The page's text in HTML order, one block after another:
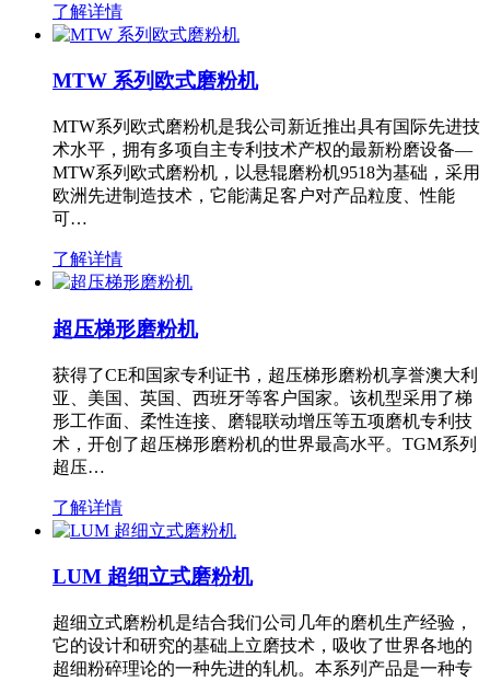
了解详情
MTW 系列欧式磨粉机
MTW系列欧式磨粉机是我公司新近推出具有国际先进技
术水平，拥有多项自主专利技术产权的最新粉磨设备—
MTW系列欧式磨粉机，以悬辊磨粉机9518为基础，采用
欧洲先进制造技术，它能满足客户对产品粒度、性能
可…
了解详情
超压梯形磨粉机
获得了CE和国家专利证书，超压梯形磨粉机享誉澳大利
亚、美国、英国、西班牙等客户国家。该机型采用了梯
形工作面、柔性连接、磨辊联动增压等五项磨机专利技
术，开创了超压梯形磨粉机的世界最高水平。TGM系列
超压…
了解详情
LUM 超细立式磨粉机
超细立式磨粉机是结合我们公司几年的磨机生产经验，
它的设计和研究的基础上立磨技术，吸收了世界各地的
超细粉碎理论的一种先进的轧机。本系列产品是一种专